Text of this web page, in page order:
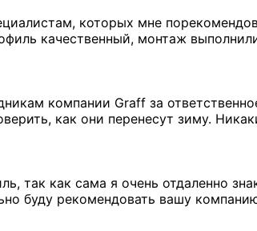
которых мне
качественный, монтаж
компании Graff за
как они перенесут зиму.
так как сама я очень отдаленно
буду рекомендовать вашу